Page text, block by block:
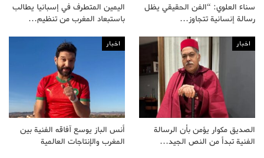
سناء العلوي: “الفن الحقيقي يظل
رسالة إنسانية تتجاوز…
اليمين المتطرف في إسبانيا يطالب
باستبعاد المغرب من تنظيم…
اخبار
الصديق مكوار يؤمن بأن الرسالة
الفنية تبدأ من النص الجيد…
اخبار
أنس الباز يوسع آفاقه الفنية بين
المغرب والإنتاجات العالمية